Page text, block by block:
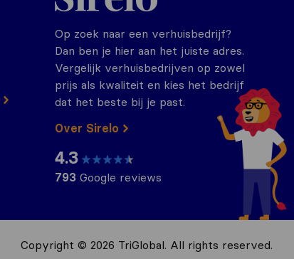
Op zoek naar een verhuisbedrijf?
Dan ben je hier aan het juiste adres.
Vergelijk verhuisbedrijven op zowel
prijs als kwaliteit en kies het bedrijf
dat het beste bij je past.
Over Sirelo
4.3
793 Google reviews
Copyright © 2026 TriGlobal. All rights reserved.